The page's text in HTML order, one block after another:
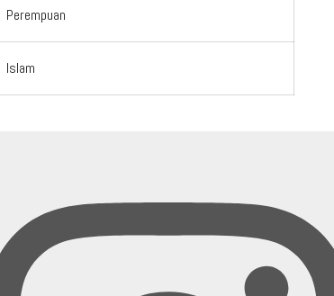
Perempuan
Islam